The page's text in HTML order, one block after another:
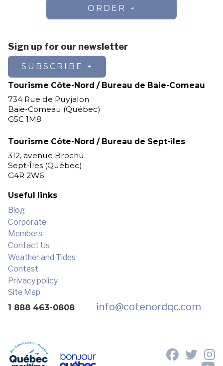
ORDER
Sign up for our newsletter
SUBSCRIBE
Tourisme Côte-Nord / Bureau de Baie-Comeau
734 Rue de Puyjalon
Baie-Comeau (Québec)
G5C 1M8
Tourisme Côte-Nord / Bureau de Sept-îles
312, avenue Brochu
Sept-Îles (Québec)
G4R 2W6
Useful links
Blog
Corporate
Members
Contact Us
Weather and Tides
Contest
Privacy policy
Site Map
1 888 463-0808 info@cotenordqc.com